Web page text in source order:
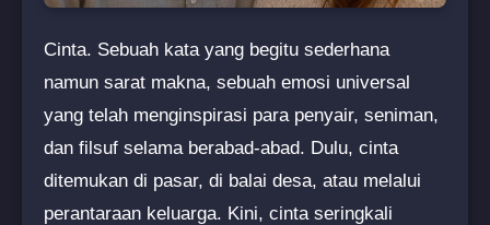
Cinta. Sebuah kata yang begitu sederhana
namun sarat makna, sebuah emosi universal
yang telah menginspirasi para penyair, seniman,
dan filsuf selama berabad-abad. Dulu, cinta
ditemukan di pasar, di balai desa, atau melalui
perantaraan keluarga. Kini, cinta seringkali